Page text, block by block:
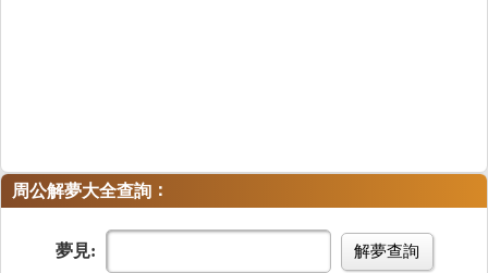
周公解夢大全查詢 ：
夢見: 解夢查詢